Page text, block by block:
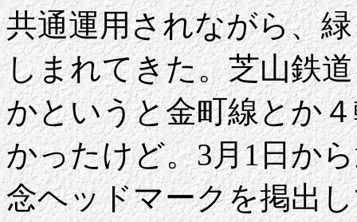
共通運用されながら、
しまれてきた。芝山鉄
かというと金町線とか
かったけど。3月1日か
念ヘッドマークを掲出